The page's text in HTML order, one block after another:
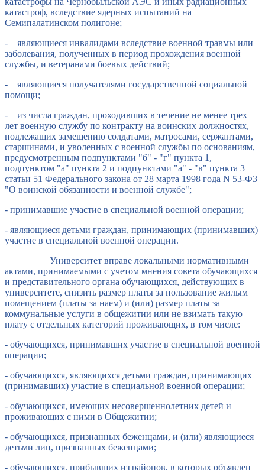
катастроф, вследствие ядерных испытаний на
Семипалатинском полигоне;
- являющиеся инвалидами вследствие военной травмы или
заболевания, полученных в период прохождения военной
службы, и ветеранами боевых действий;
- являющиеся получателями государственной социальной
помощи;
- из числа граждан, проходивших в течение не менее трех
лет военную службу по контракту на воинских должностях,
подлежащих замещению солдатами, матросами, сержантами,
старшинами, и уволенных с военной службы по основаниям,
предусмотренным подпунктами "б" - "г" пункта 1,
подпунктом "а" пункта 2 и подпунктами "а" - "в" пункта 3
статьи 51 Федерального закона от 28 марта 1998 года N 53-ФЗ
"О воинской обязанности и военной службе";
- принимавшие участие в специальной военной операции;
- являющиеся детьми граждан, принимающих (принимавших)
участие в специальной военной операции.
Университет вправе локальными нормативными
актами, принимаемыми с учетом мнения совета обучающихся
и представительного органа обучающихся, действующих в
университете, снизить размер платы за пользование жилым
помещением (платы за наем) и (или) размер платы за
коммунальные услуги в общежитии или не взимать такую
плату с отдельных категорий проживающих, в том числе:
- обучающихся, принимавших участие в специальной военной
операции;
- обучающихся, являющихся детьми граждан, принимающих
(принимавших) участие в специальной военной операции;
- обучающихся, имеющих несовершеннолетних детей и
проживающих с ними в Общежитии;
- обучающихся, признанных беженцами, и (или) являющиеся
детьми лиц, признанных беженцами;
- обучающихся, прибывших из районов, в которых объявлен